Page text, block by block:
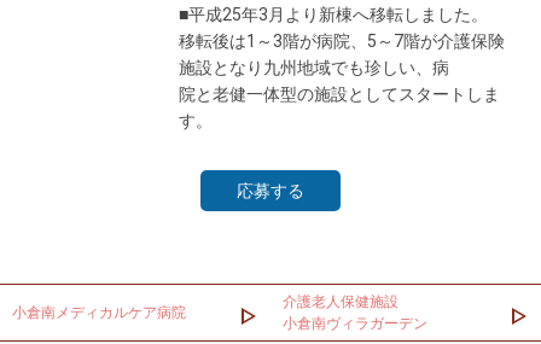
■平成25年3月より新棟へ移転しました。
移転後は1～3階が病院、5～7階が介護保険
施設となり九州地域でも珍しい、病
院と老健一体型の施設としてスタートしま
す。
応募する
小倉南メディカルケア病院
介護老人保健施設
小倉南ヴィラガーデン